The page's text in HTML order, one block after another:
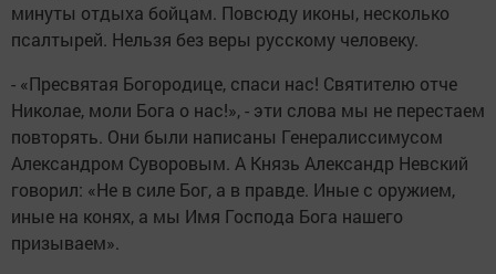
минуты отдыха бойцам. Повсюду иконы, несколько
псалтырей. Нельзя без веры русскому человеку.
- «Пресвятая Богородице, спаси нас! Святителю отче
Николае, моли Бога о нас!», - эти слова мы не перестаем
повторять. Они были написаны Генералиссимусом
Александром Суворовым. А Князь Александр Невский
говорил: «Не в силе Бог, а в правде. Иные с оружием,
иные на конях, а мы Имя Господа Бога нашего
призываем».